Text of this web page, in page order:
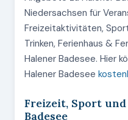
Niedersachsen für
Freizeitaktivitäten,
Trinken, Ferienhaus &
Halener Badesee. Hier
Halener Badesee
Freizeit, Sport
Badesee